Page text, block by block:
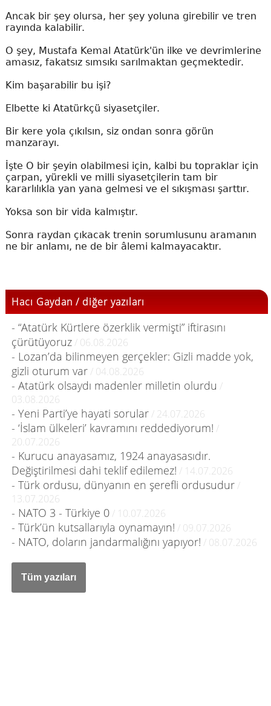
Ancak bir şey olursa, her şey yoluna girebilir ve tren
rayında kalabilir.
O şey, Mustafa Kemal Atatürk'ün ilke ve devrimlerine
amasız, fakatsız sımsıkı sarılmaktan geçmektedir.
Kim başarabilir bu işi?
Elbette ki Atatürkçü siyasetçiler.
Bir kere yola çıkılsın, siz ondan sonra görün
manzarayı.
İşte O bir şeyin olabilmesi için, kalbi bu topraklar için
çarpan, yürekli ve milli siyasetçilerin tam bir
kararlılıkla yan yana gelmesi ve el sıkışması şarttır.
Yoksa son bir vida kalmıştır.
Sonra raydan çıkacak trenin sorumlusunu aramanın
ne bir anlamı, ne de bir âlemi kalmayacaktır.
Hacı Gaydan / diğer yazıları
- “Atatürk Kürtlere özerklik vermişti” iftirasını
çürütüyoruz/ 06.08.2026
- Lozan’da bilinmeyen gerçekler: Gizli madde yok,
gizli oturum var/ 04.08.2026
- Atatürk olsaydı madenler milletin olurdu /
03.08.2026
- Yeni Parti’ye hayati sorular/ 24.07.2026
- ‘İslam ülkeleri’ kavramını reddediyorum! /
20.07.2026
- Kurucu anayasamız, 1924 anayasasıdır.
Değiştirilmesi dahi teklif edilemez! / 14.07.2026
- Türk ordusu, dünyanın en şerefli ordusudur/
13.07.2026
- NATO 3 - Türkiye 0/ 10.07.2026
- Türk’ün kutsallarıyla oynamayın! / 09.07.2026
- NATO, doların jandarmalığını yapıyor! / 08.07.2026